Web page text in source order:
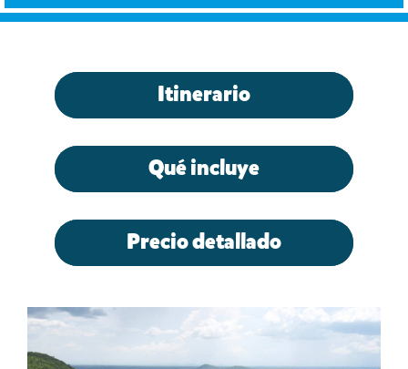
Itinerario
Qué incluye
Precio detallado